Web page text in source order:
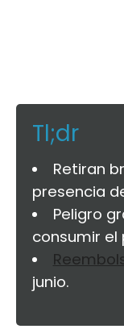
Tl;dr
Retiran
presencia
Peligro
consumir el
junio.